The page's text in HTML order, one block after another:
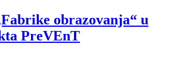
obrazovanja“ u
PreVEnT